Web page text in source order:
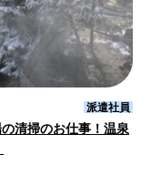
派遣社員
清掃のお仕事！温泉